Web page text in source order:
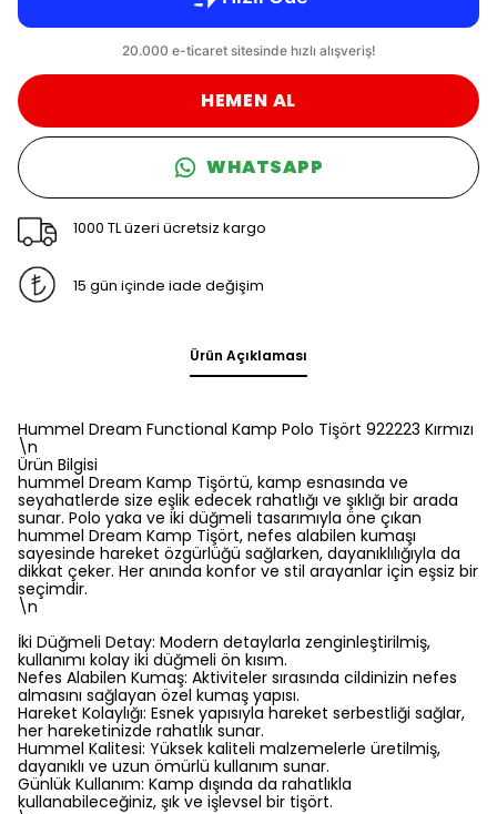
HEMEN AL
WHATSAPP
1000 TL üzeri ücretsiz kargo
15 gün içinde iade değişim
Ürün Açıklaması
Hummel Dream Functional Kamp Polo Tişört 922223 Kırmızı
\n
Ürün Bilgisi
hummel Dream Kamp Tişörtü, kamp esnasında ve
seyahatlerde size eşlik edecek rahatlığı ve şıklığı bir arada
sunar. Polo yaka ve iki düğmeli tasarımıyla öne çıkan
hummel Dream Kamp Tişört, nefes alabilen kumaşı
sayesinde hareket özgürlüğü sağlarken, dayanıklılığıyla da
dikkat çeker. Her anında konfor ve stil arayanlar için eşsiz bir
seçimdir.
\n
İki Düğmeli Detay: Modern detaylarla zenginleştirilmiş,
kullanımı kolay iki düğmeli ön kısım.
Nefes Alabilen Kumaş: Aktiviteler sırasında cildinizin nefes
almasını sağlayan özel kumaş yapısı.
Hareket Kolaylığı: Esnek yapısıyla hareket serbestliği sağlar,
her hareketinizde rahatlık sunar.
Hummel Kalitesi: Yüksek kaliteli malzemelerle üretilmiş,
dayanıklı ve uzun ömürlü kullanım sunar.
Günlük Kullanım: Kamp dışında da rahatlıkla
kullanabileceğiniz, şık ve işlevsel bir tişört.